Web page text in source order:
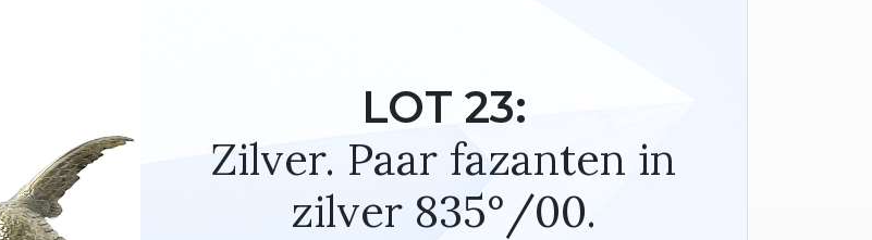
LOT 23:
Zilver. Paar fazanten in
zilver 835°/00.